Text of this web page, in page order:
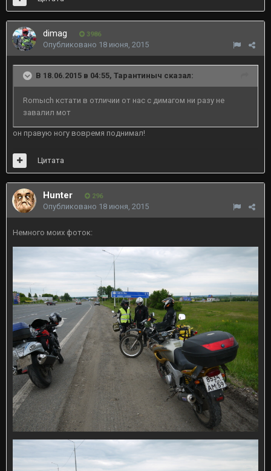
dimag 3986
Опубликовано 18 июня, 2015
В 18.06.2015 в 04:55, Тарантиныч сказал:
Romыch кстати в отличии от нас с димагом ни разу не
завалил мот
он правую ногу вовремя поднимал!
Цитата
Hunter 296
Опубликовано 18 июня, 2015
Немного моих фоток: